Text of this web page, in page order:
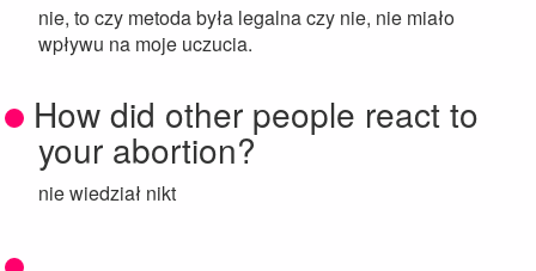
nie, to czy metoda była legalna czy nie, nie miało
wpływu na moje uczucia.
How did other people react to
your abortion?
nie wiedział nikt